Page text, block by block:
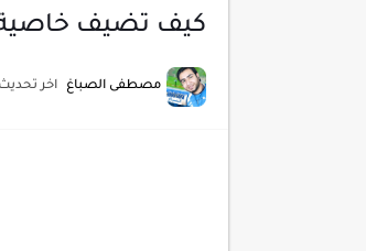
أسرار
أدوات
كيف تضيف خاصية
مصطفى الصباغ اخر